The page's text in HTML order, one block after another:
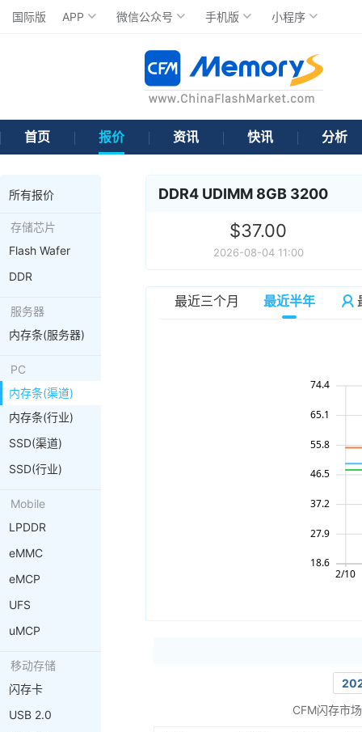
国际版 APP 微信公众号 手机版 小程序
首页 报价 资讯 快讯 分析
所有报价
存储芯片
Flash Wafer
DDR
服务器
内存条(服务器)
PC
内存条(渠道)
内存条(行业)
SSD(渠道)
SSD(行业)
Mobile
LPDDR
eMMC
eMCP
UFS
uMCP
移动存储
闪存卡
USB 2.0
DDR4 UDIMM 8GB 3200
$37.00
2026-08-04 11:00
最近三个月 最近半年
CFM闪存市